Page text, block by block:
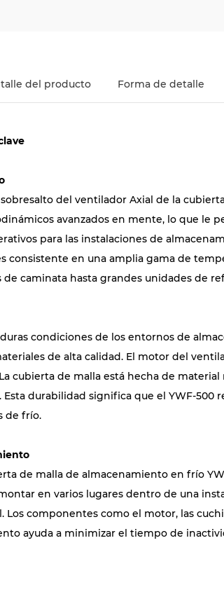
del producto Forma de detalle
del ventilador Axial de la
avanzados en mente, lo que le
para las instalaciones de
en una amplia gama de
caminata hasta grandes unidades de
condiciones de los entornos de
de alta calidad. El motor del
cubierta de malla está hecha de
Esta durabilidad significa que el YWF-
de frío.
de malla de almacenamiento en frío
en varios lugares dentro de una
componentes como el motor, las
ayuda a minimizar el tiempo de